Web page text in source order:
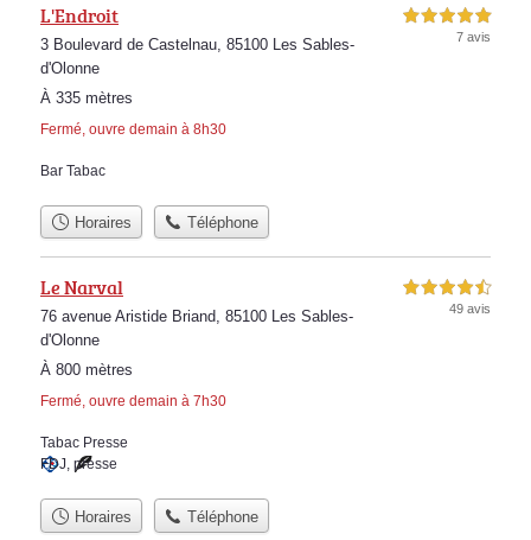
L'Endroit
3 Boulevard de Castelnau, 85100 Les Sables-
d'Olonne
À 335 mètres
Fermé, ouvre demain à 8h30
5,0 étoiles sur 5
7 avis
Bar Tabac
Horaires Téléphone
Le Narval
76 avenue Aristide Briand, 85100 Les Sables-
d'Olonne
À 800 mètres
Fermé, ouvre demain à 7h30
4,5 étoiles sur 5
49 avis
Tabac Presse
FDJ, presse
Horaires Téléphone